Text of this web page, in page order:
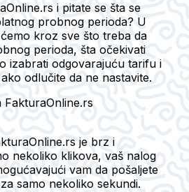
i pitate se šta se
probnog perioda? U
kroz sve što treba da
perioda, šta očekivati
izabrati odgovarajuću tarifu i
odlučite da ne nastavite.
FakturaOnline.rs
je brz i
nekoliko klikova, vaš nalog
vam da pošaljete
samo nekoliko sekundi.